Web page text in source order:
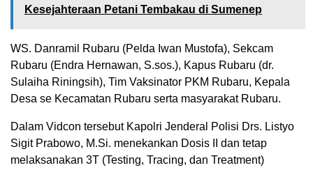
Kesejahteraan Petani Tembakau di Sumenep
WS. Danramil Rubaru (Pelda Iwan Mustofa), Sekcam
Rubaru (Endra Hernawan, S.sos.), Kapus Rubaru (dr.
Sulaiha Riningsih), Tim Vaksinator PKM Rubaru, Kepala
Desa se Kecamatan Rubaru serta masyarakat Rubaru.
Dalam Vidcon tersebut Kapolri Jenderal Polisi Drs. Listyo
Sigit Prabowo, M.Si. menekankan Dosis II dan tetap
melaksanakan 3T (Testing, Tracing, dan Treatment)